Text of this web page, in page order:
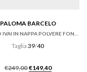
PALOMA BARCELO
SANDALO IVAI IN NAPPA POLVERE FONDO GOMMA
Taglia 39/40
€249,00 Il
€149,40Il